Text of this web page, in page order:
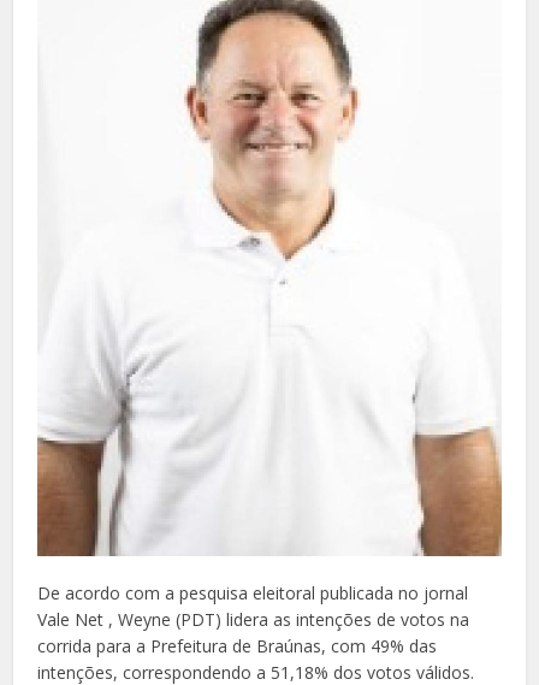
De acordo com a pesquisa eleitoral publicada no jornal
Vale Net , Weyne (PDT) lidera as intenções de votos na
corrida para a Prefeitura de Braúnas, com 49% das
intenções, correspondendo a 51,18% dos votos válidos.